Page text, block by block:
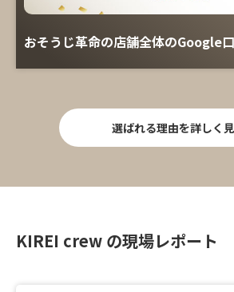
おそうじ革命の店舗全体のGoogle
選ばれる理由を詳しく
KIREI crew の現場レポート